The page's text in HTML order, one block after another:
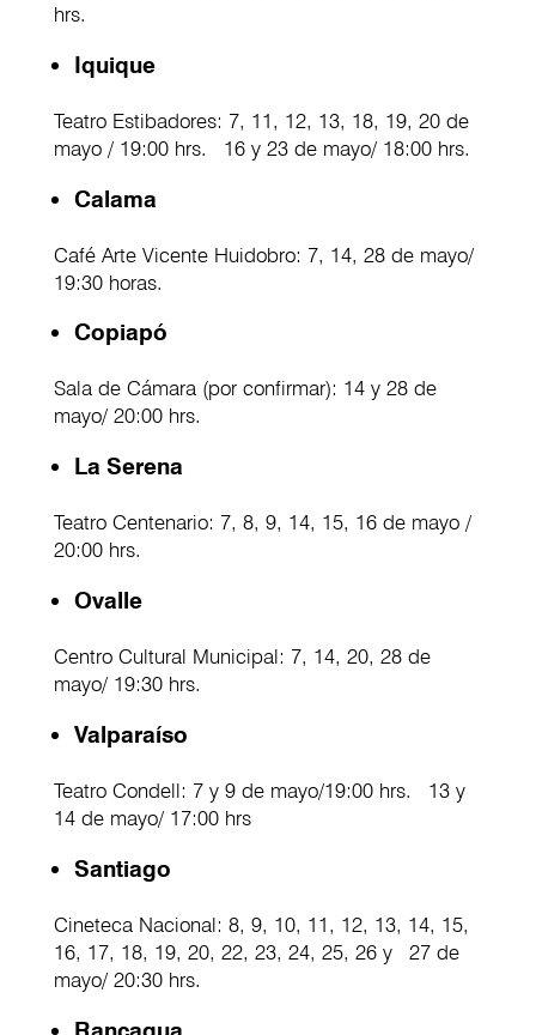
hrs.
Iquique
Teatro Estibadores: 7, 11, 12, 13, 18, 19, 20 de
mayo / 19:00 hrs. 16 y 23 de mayo/ 18:00 hrs.
Calama
Café Arte Vicente Huidobro: 7, 14, 28 de mayo/
19:30 horas.
Copiapó
Sala de Cámara (por confirmar): 14 y 28 de
mayo/ 20:00 hrs.
La Serena
Teatro Centenario: 7, 8, 9, 14, 15, 16 de mayo /
20:00 hrs.
Ovalle
Centro Cultural Municipal: 7, 14, 20, 28 de
mayo/ 19:30 hrs.
Valparaíso
Teatro Condell: 7 y 9 de mayo/19:00 hrs. 13 y
14 de mayo/ 17:00 hrs
Santiago
Cineteca Nacional: 8, 9, 10, 11, 12, 13, 14, 15,
16, 17, 18, 19, 20, 22, 23, 24, 25, 26 y 27 de
mayo/ 20:30 hrs.